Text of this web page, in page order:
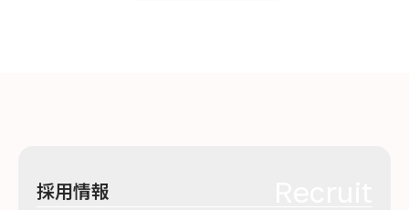
採用情報